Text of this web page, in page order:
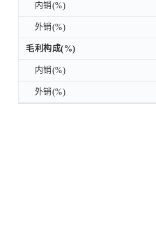
内销(%)
外销(%)
毛利构成(%)
内销(%)
外销(%)
内销(%)
外销(%)
毛利构成(%)
内销(%)
外销(%)